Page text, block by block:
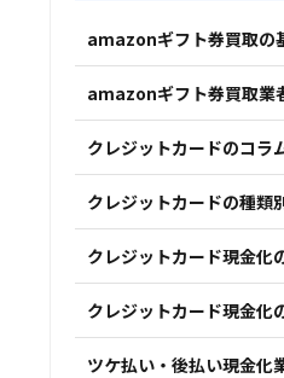
amazonギフト券買取の
amazonギフト券買取業
クレジットカードのコラ
クレジットカードの種類
クレジットカード現金化
クレジットカード現金化
ツケ払い・後払い現金化